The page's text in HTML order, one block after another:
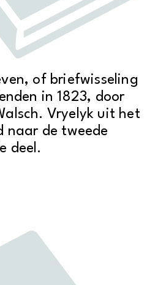
of briefwisseling
in 1823, door
Vryelyk uit het
naar de tweede
deel.